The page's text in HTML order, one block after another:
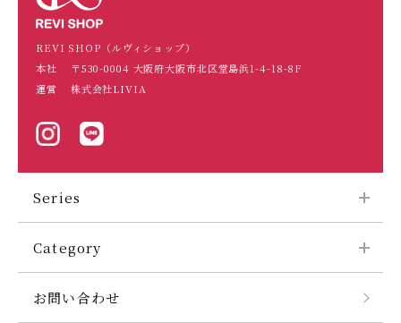
REVI SHOP（ルヴィショップ）
本社
〒530-0004 大阪府大阪市北区堂島浜1-4-18-8F
運営
株式会社LIVIA
Series
Category
お問い合わせ